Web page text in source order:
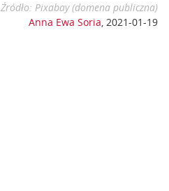
Źródło: Pixabay (domena publiczna)
Anna Ewa Soria, 2021-01-19